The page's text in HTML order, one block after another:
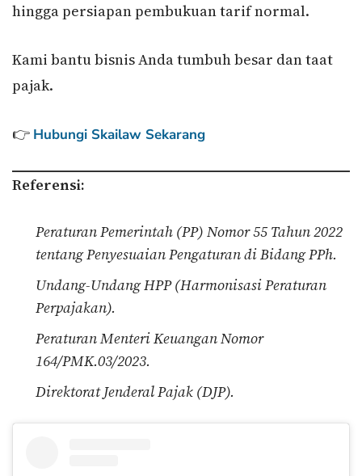
hingga persiapan pembukuan tarif normal.
Kami bantu bisnis Anda tumbuh besar dan taat
pajak.
👉 Hubungi Skailaw Sekarang
Referensi:
Peraturan Pemerintah (PP) Nomor 55 Tahun 2022
tentang Penyesuaian Pengaturan di Bidang PPh.
Undang-Undang HPP (Harmonisasi Peraturan
Perpajakan).
Peraturan Menteri Keuangan Nomor
164/PMK.03/2023.
Direktorat Jenderal Pajak (DJP).